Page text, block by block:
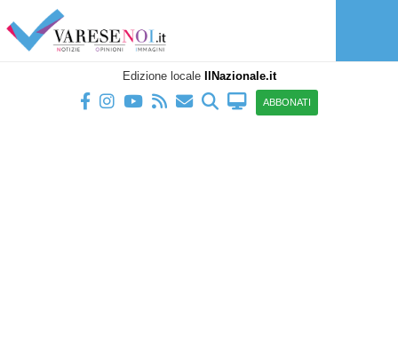
Edizione locale IlNazionale.it
ABBONATI